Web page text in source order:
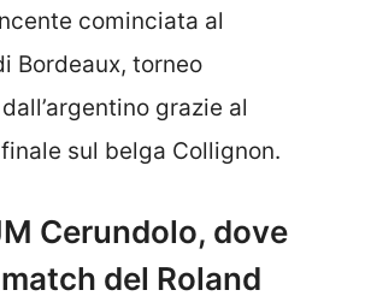
cominciata al
Bordeaux, torneo
grazie al
sul belga Collignon.
Cerundolo, dove
del Roland